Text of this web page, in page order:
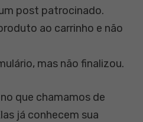
post patrocinado.
ao carrinho e não
mas não finalizou.
que chamamos de
já conhecem sua